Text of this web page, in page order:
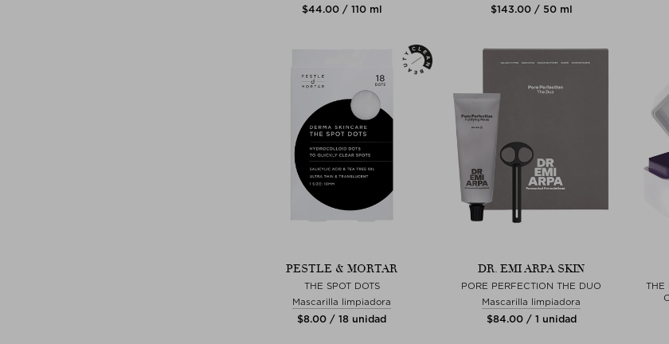
$‌44.00 / 110 ml $‌143.00 / 50 ml
PESTLE & MORTAR
THE SPOT DOTS
Mascarilla limpiadora
$‌8.00 / 18 unidad
DR. EMI ARPA SKIN
PORE PERFECTION THE DUO
Mascarilla limpiadora
$‌84.00 / 1 unidad
THE